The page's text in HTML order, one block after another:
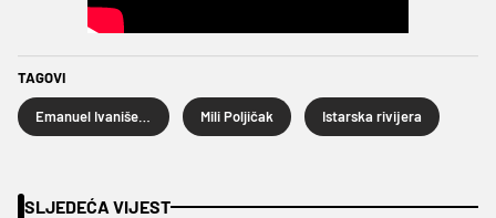
TAGOVI
Mili Poljičak Istarska rivijera
SLJEDEĆA VIJEST